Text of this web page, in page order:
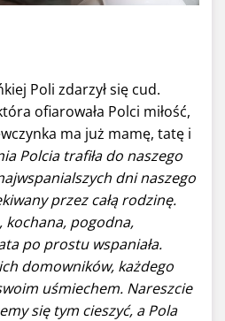
Poli zdarzył się cud.
ofiarowała Polci miłość,
ma już mamę, tatę i
Polcia trafiła do naszego
dni naszego
przez całą rodzinę.
kochana, pogodna,
po prostu wspaniała.
domowników, każdego
uśmiechem. Nareszcie
się tym cieszyć, a Pola